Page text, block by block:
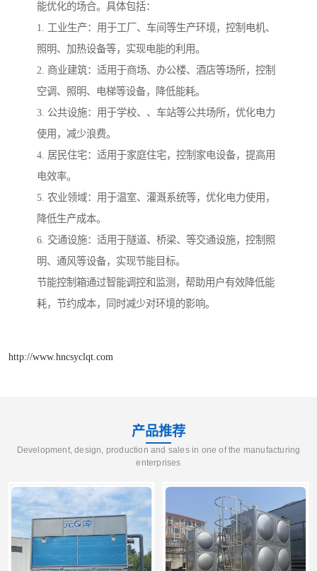
能优化的场合。具体包括：
1. 工业生产：用于工厂、车间等生产环境，控制电机、
照明、加热设备等，实现电能的利用。
2. 商业建筑：适用于商场、办公楼、酒店等场所，控制
空调、照明、电梯等设备，降低能耗。
3. 公共设施：用于学校、、车站等公共场所，优化电力
使用，减少浪费。
4. 居民住宅：适用于家庭住宅，控制家电设备，提高用
电效率。
5. 农业领域：用于温室、灌溉系统等，优化电力使用，
降低生产成本。
6. 交通设施：适用于隧道、桥梁、等交通设施，控制照
明、通风等设备，实现节能目标。
节能控制箱通过智能调控和监测，帮助用户有效降低能
耗，节约成本，同时减少对环境的影响。
http://www.hncsyclqt.com
产品推荐
Development, design, production and sales in one of the manufacturing
enterprises